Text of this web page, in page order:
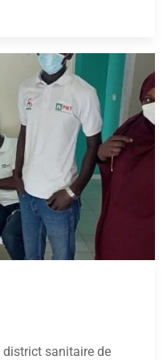
district sanitaire de